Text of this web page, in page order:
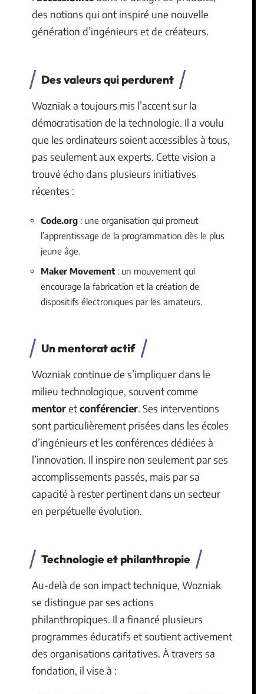
des notions qui ont inspiré une nouvelle
génération d’ingénieurs et de créateurs.
Des valeurs qui perdurent
Wozniak a toujours mis l’accent sur la
démocratisation de la technologie. Il a voulu
que les ordinateurs soient accessibles à tous,
pas seulement aux experts. Cette vision a
trouvé écho dans plusieurs initiatives
récentes :
Code.org : une organisation qui promeut
l’apprentissage de la programmation dès le plus
jeune âge.
Maker Movement : un mouvement qui
encourage la fabrication et la création de
dispositifs électroniques par les amateurs.
Un mentorat actif
Wozniak continue de s’impliquer dans le
milieu technologique, souvent comme
mentoretconférencier. Ses interventions
sont particulièrement prisées dans les écoles
d’ingénieurs et les conférences dédiées à
l’innovation. Il inspire non seulement par ses
accomplissements passés, mais par sa
capacité à rester pertinent dans un secteur
en perpétuelle évolution.
Technologie et philanthropie
Au-delà de son impact technique, Wozniak
se distingue par ses actions
philanthropiques. Il a financé plusieurs
programmes éducatifs et soutient activement
des organisations caritatives. À travers sa
fondation, il vise à :